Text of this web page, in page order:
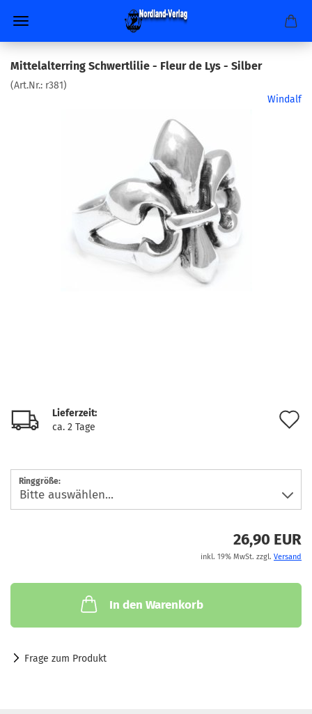
Mittelalterring Schwertlilie - Fleur de Lys - Silber
(Art.Nr.: r381)
Windalf
Lieferzeit:
ca. 2 Tage
Ringgröße:
26,90 EUR
inkl. 19% MwSt. zzgl. Versand
In den Warenkorb
Frage zum Produkt